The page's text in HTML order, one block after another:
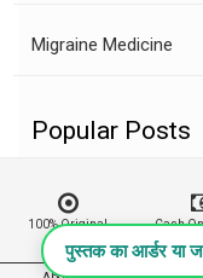
पुस्तक का आर्डर या
Migraine Medicine
Popular Posts
100% Original
Product
Cash